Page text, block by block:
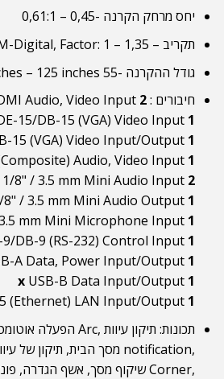
יחס מרחק הקרנה -0,45 – 0,61:1
תקריב – ZOOM-Digital, Factor: 1 – 1,35
גודל ההקרנה -55 inches – 125 inches
חיבורים :2 x
Audio, Video Input
1 x
15/DB-15 (VGA) Video Input
1 x
15 (VGA) Video Input/Output
1 x
Audio, Video Input
2 x
1/8" / 3.5 mm Mini Audio Input
1 x
8" / 3.5 mm Mini Audio Output
1 x
mm Mini Microphone Input
1 x
9/DB-9 (RS-232) Control Input
1 x
A Data, Power Input/Output
1 x
USB-B Data Input/Output
1 x
(Ethernet) LAN Input/Output
תכונות: תיקון עיוות Arc,הפעלה
notification, מסך הבית, תיקון של
Corner,שיקוף מסך, אשף הגדרה,